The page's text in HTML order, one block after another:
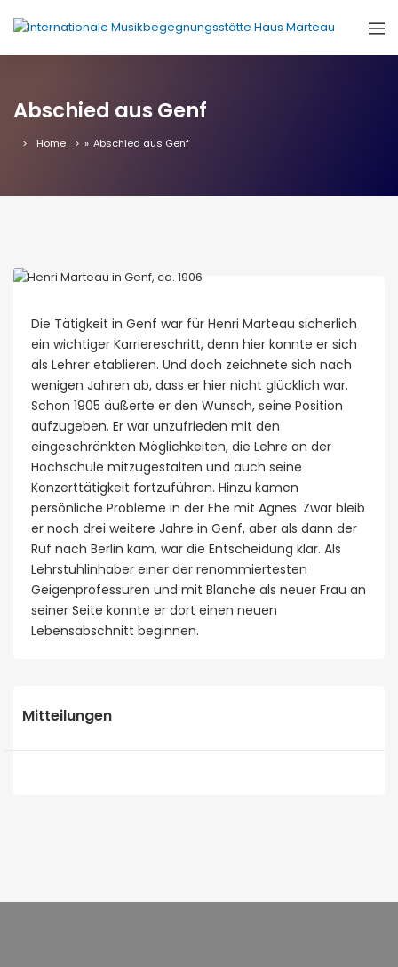
Abschied aus Genf
Home » Abschied aus Genf
Die Tätigkeit in Genf war für Henri Marteau sicherlich
ein wichtiger Karriereschritt, denn hier konnte er sich
als Lehrer etablieren. Und doch zeichnete sich nach
wenigen Jahren ab, dass er hier nicht glücklich war.
Schon 1905 äußerte er den Wunsch, seine Position
aufzugeben. Er war unzufrieden mit den
eingeschränkten Möglichkeiten, die Lehre an der
Hochschule mitzugestalten und auch seine
Konzerttätigkeit fortzuführen. Hinzu kamen
persönliche Probleme in der Ehe mit Agnes. Zwar bleib
er noch drei weitere Jahre in Genf, aber als dann der
Ruf nach Berlin kam, war die Entscheidung klar. Als
Lehrstuhlinhaber einer der renommiertesten
Geigenprofessuren und mit Blanche als neuer Frau an
seiner Seite konnte er dort einen neuen
Lebensabschnitt beginnen.
Mitteilungen